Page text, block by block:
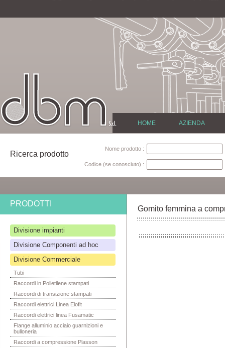
HOME AZIENDA
Ricerca prodotto
Nome prodotto :
Codice (se conosciuto) :
PRODOTTI
Divisione impianti
Divisione Componenti ad hoc
Divisione Commerciale
Tubi
Raccordi in Polietilene stampati
Raccordi di transizione stampati
Raccordi elettrici Linea Elofit
Raccordi elettrici linea Fusamatic
Flange alluminio acciaio guarnizioni e
bulloneria
Raccordi a compressione Plasson
Gomito femmina a